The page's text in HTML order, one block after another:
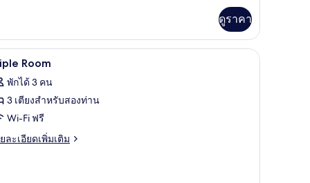
หรับ
น
หรับ
ดูราคา
| ตู้นิรภัยในห้องพัก, โต๊ะทำงาน, ผ้าม่านกันแสง, Wi-Fi ฟรี
พถ่าย
หมด
ง
ตู้นิรภัยในห้องพัก, โต๊ะทำงาน, ผ้าม่านกันแสง,
8 Room
พักได้ 3 คน
3 เตียงสำหรับสองท่าน
Wi-Fi ฟรี
ละเอียดเพิ่มเติม